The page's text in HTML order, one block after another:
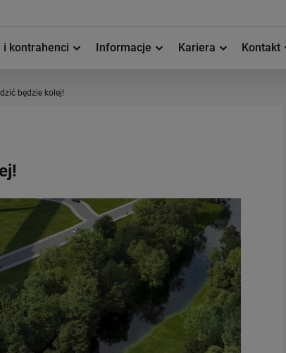
i kontrahenci Informacje Kariera Kontakt
będzie kolej!